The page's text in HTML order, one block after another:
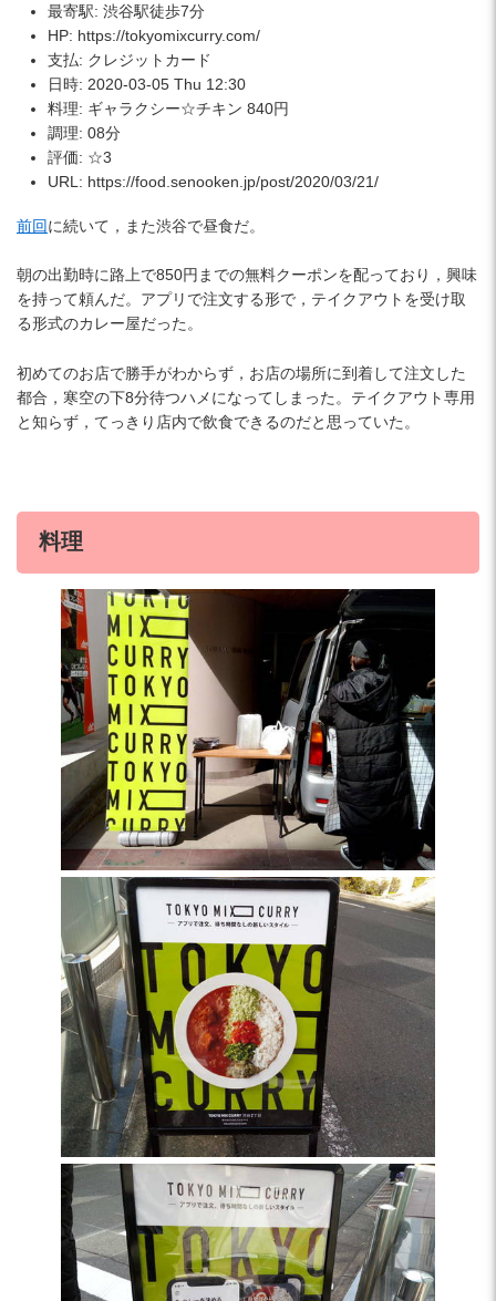
最寄駅: 渋谷駅徒歩7分
HP: https://tokyomixcurry.com/
支払: クレジットカード
日時: 2020-03-05 Thu 12:30
料理: ギャラクシー☆チキン 840円
調理: 08分
評価: ☆3
URL: https://food.senooken.jp/post/2020/03/21/
前回に続いて，また渋谷で昼食だ。
朝の出勤時に路上で850円までの無料クーポンを配っており，興味
を持って頼んだ。アプリで注文する形で，テイクアウトを受け取
る形式のカレー屋だった。
初めてのお店で勝手がわからず，お店の場所に到着して注文した
都合，寒空の下8分待つハメになってしまった。テイクアウト専用
と知らず，てっきり店内で飲食できるのだと思っていた。
料理